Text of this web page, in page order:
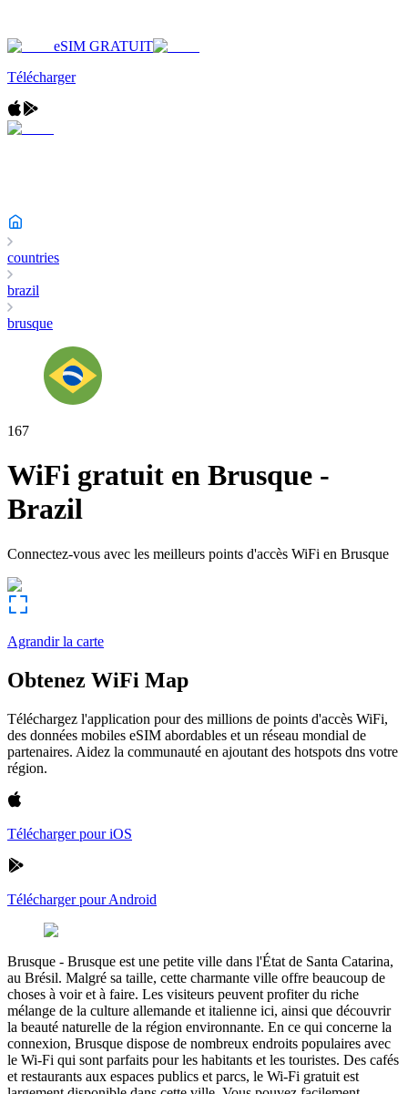
eSIM GRATUIT
Télécharger
countries
brazil
brusque
167
WiFi gratuit en Brusque -
Brazil
Connectez-vous avec les meilleurs points d'accès WiFi en Brusque
Agrandir la carte
Obtenez WiFi Map
Téléchargez l'application pour des millions de points d'accès WiFi,
des données mobiles eSIM abordables et un réseau mondial de
partenaires. Aidez la communauté en ajoutant des hotspots dns votre
région.
Télécharger pour iOS
Télécharger pour Android
Brusque - Brusque est une petite ville dans l'État de Santa Catarina,
au Brésil. Malgré sa taille, cette charmante ville offre beaucoup de
choses à voir et à faire. Les visiteurs peuvent profiter du riche
mélange de la culture allemande et italienne ici, ainsi que découvrir
la beauté naturelle de la région environnante. En ce qui concerne la
connexion, Brusque dispose de nombreux endroits populaires avec
le Wi-Fi qui sont parfaits pour les habitants et les touristes. Des cafés
et restaurants aux espaces publics et parcs, le Wi-Fi gratuit est